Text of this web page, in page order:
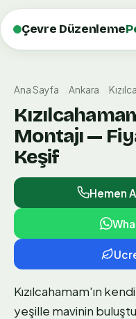
Çevre Düzenleme
Ana Sayfa Ankara
Montajı —
Keşif
Hemen
Kızılcahamam'ın
yeşille mavinin